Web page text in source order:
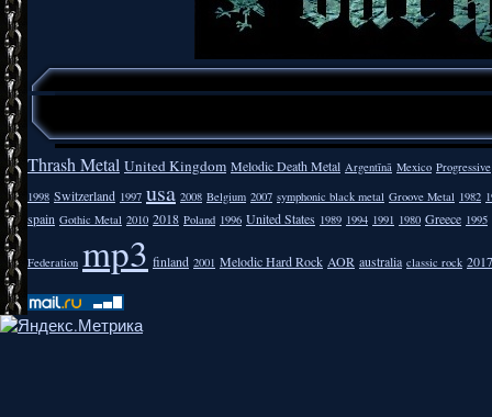
Thrash Metal United Kingdom Melodic Death Metal Argentīnā Mexico Progressive
1998 Switzerland 1997 usa 2008 Belgium 2007 symphonic black metal Groove Metal 1982
spain Gothic Metal 2010 2018 Poland 1996 United States 1989 1994 1991 1980 Greece 1995
Federation mp3 finland 2001 Melodic Hard Rock AOR australia classic rock 2017